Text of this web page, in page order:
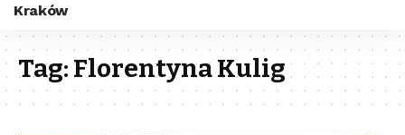
Kraków
Tag:Florentyna Kulig